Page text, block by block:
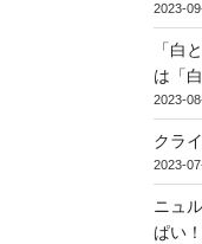
2023-
「白
は「
2023-
クラ
2023-
ニュ
ぱい！